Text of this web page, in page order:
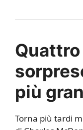
più
Torna più tardi